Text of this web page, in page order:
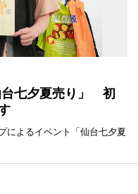
台七夕夏売り」 初
によるイベント「仙台七夕夏